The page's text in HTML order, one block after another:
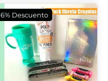
6% Descuento